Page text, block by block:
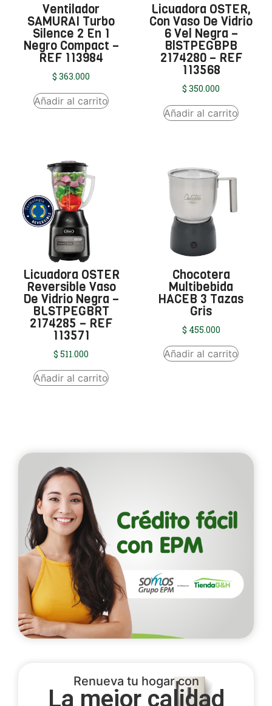
Ventilador
SAMURAI Turbo
Silence 2 En 1
Negro Compact –
REF 113984
$ 363.000
Añadir al carrito
Licuadora OSTER,
Con Vaso De Vidrio
6 Vel Negra –
BlSTPEGBPB
2174280 – REF
113568
$ 350.000
Añadir al carrito
Licuadora OSTER
Reversible Vaso
De Vidrio Negra –
BLSTPEGBRT
2174285 – REF
113571
$ 511.000
Añadir al carrito
Chocotera
Multibebida
HACEB 3 Tazas
Gris
$ 455.000
Añadir al carrito
Renueva tu hogar con
La mejor calidad